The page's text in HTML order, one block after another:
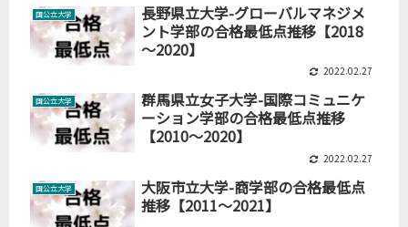
国公立大学
長野県立大学-グローバルマネジメ
ント学部の合格最低点推移【2018
～2020】
2022.02.27
国公立大学
群馬県立女子大学-国際コミュニケ
ーション学部の合格最低点推移
【2010～2020】
2022.02.27
国公立大学
大阪市立大学-商学部の合格最低点
推移【2011～2021】